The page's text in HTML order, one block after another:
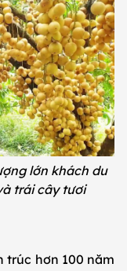
lớn khách du
trái cây tươi
trúc hơn 100 năm